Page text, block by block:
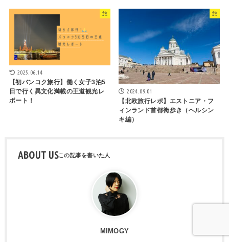
旅
2025.06.14
【初バンコク旅行】働く女子3泊5
日で行く異文化満載の王道観光レ
ポート！
旅
2024.09.01
【北欧旅行レポ】エストニア・フ
ィンランド首都街歩き（ヘルシン
キ編）
ABOUT US
MIMOGY